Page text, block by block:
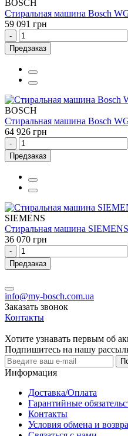
BOSCH
Стиральная машина Bosch
59 091 грн
-
Предзаказ
BOSCH
Стиральная машина Bosch
64 926 грн
-
Предзаказ
SIEMENS
Стиральная машина
36 070 грн
-
Предзаказ
info@my-bosch.com.ua
Заказать звонок
Контакты
Хотите узнавать первым об
Подпишитесь на нашу
Информация
Доставка/Оплата
Гарантийные
Контакты
Условия обмена и